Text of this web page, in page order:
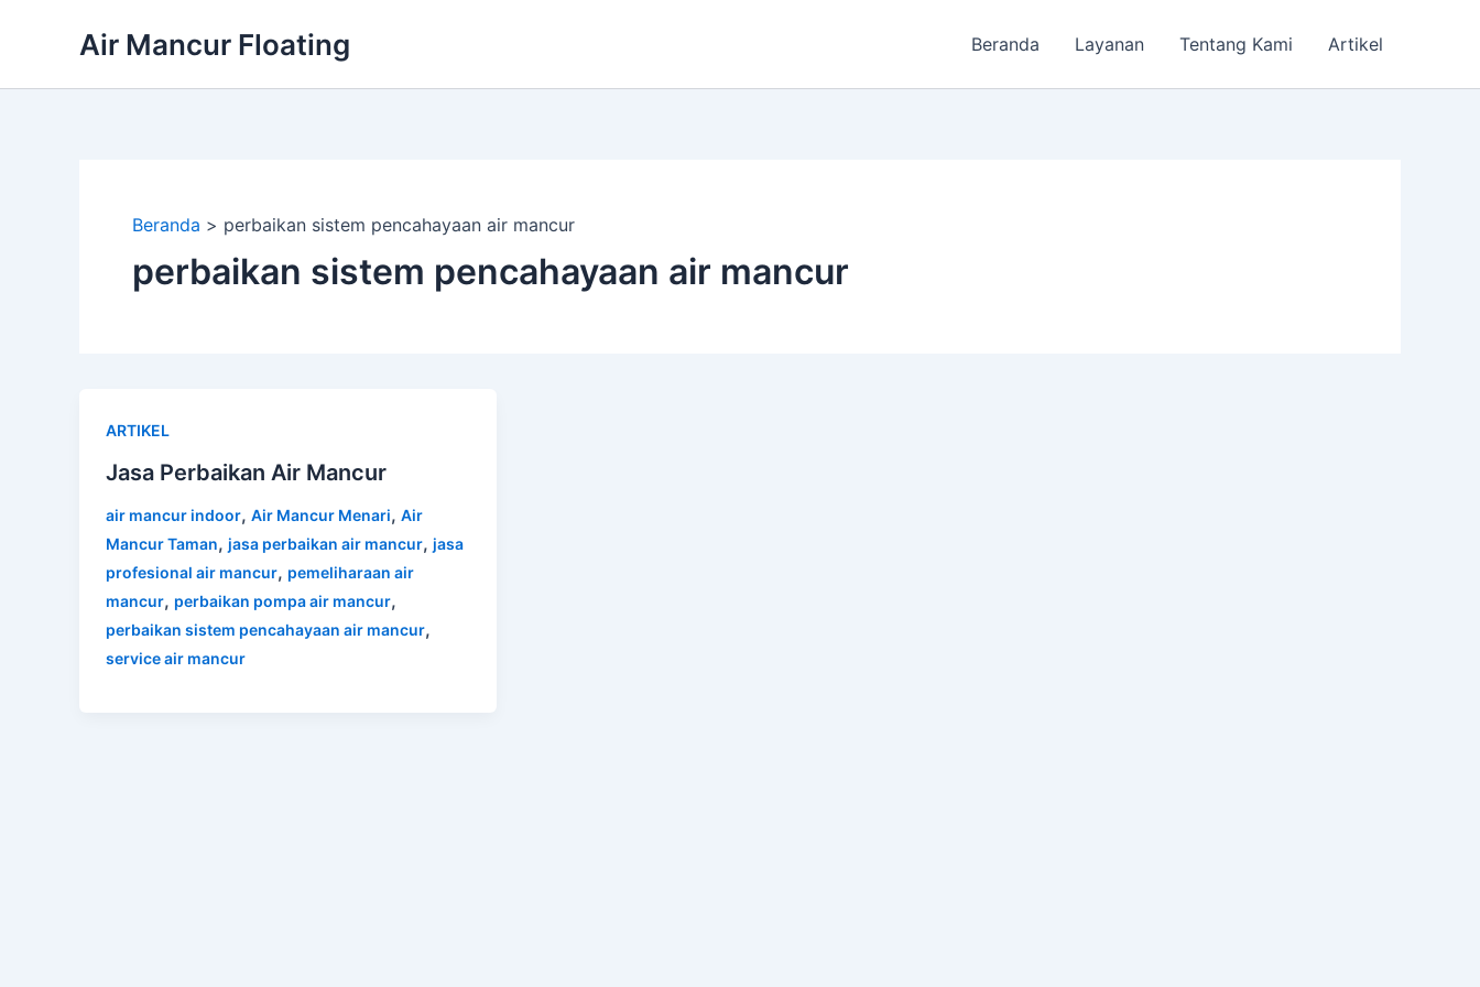
Air Mancur Floating Beranda Layanan Tentang Kami Artikel
Beranda perbaikan sistem pencahayaan air mancur
perbaikan sistem pencahayaan air mancur
ARTIKEL
Jasa Perbaikan Air Mancur
air mancur indoor, Air Mancur Menari, Air
Mancur Taman, jasa perbaikan air mancur, jasa
profesional air mancur, pemeliharaan air
mancur, perbaikan pompa air mancur,
perbaikan sistem pencahayaan air mancur,
service air mancur